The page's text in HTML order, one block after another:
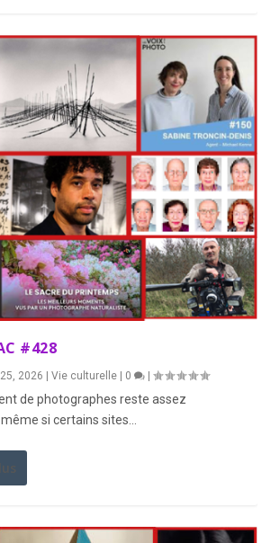
#428
2026 |Vie culturelle 0 |
de photographes reste assez
si certains sites...